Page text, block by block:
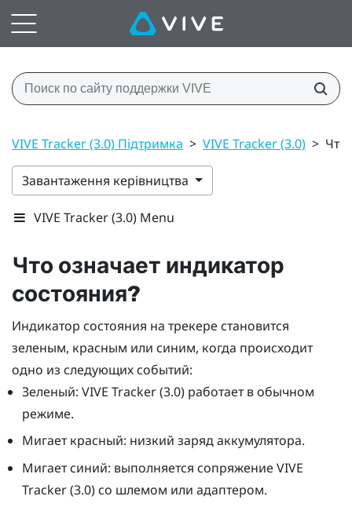
VIVE Tracker (3.0) Підтримка > VIVE Tracker (3.0) > Что
Завантаження керівництва
VIVE Tracker (3.0) Menu
Что означает индикатор
состояния?
Индикатор состояния на трекере становится
зеленым, красным или синим, когда происходит
одно из следующих событий:
Зеленый: VIVE Tracker (3.0)работает в обычном
режиме.
Мигает красный: низкий заряд аккумулятора.
Мигает синий: выполняется сопряжение VIVE
Tracker (3.0)со шлемом или адаптером.